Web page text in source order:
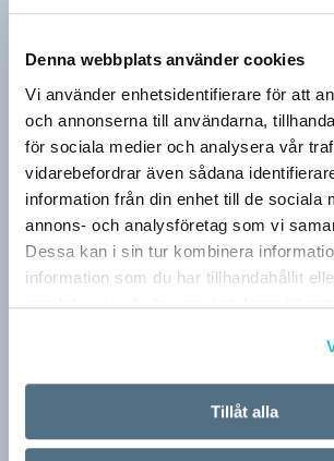
Denna webbplats använder cookies
Vi använder enhetsidentifierare för att
och annonserna till användarna,
för sociala medier och analysera vår
vidarebefordrar även sådana
information från din enhet till de sociala
annons- och analysföretag som vi
Dessa kan i sin tur kombinera
information som du har tillhandahållit
samlat in när du har använt deras
Tillåt alla
Särskolan byter namn
gymnasiesärskolan till anpassad